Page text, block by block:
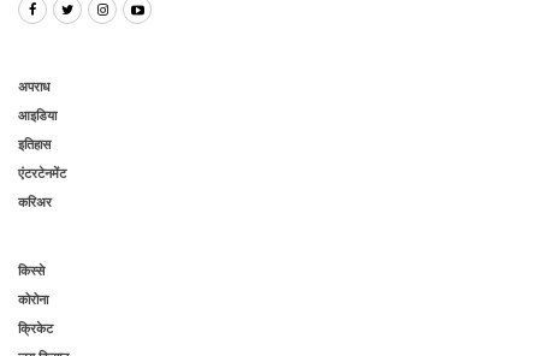
अपराध
आइडिया
इतिहास
एंटरटेनमेंट
करिअर
किस्से
कोरोना
क्रिकेट